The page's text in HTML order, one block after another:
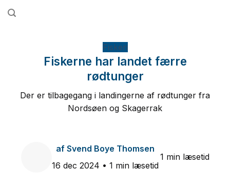
Fortsæt
Fiskeri
Fiskerne har landet færre
rødtunger
Der er tilbagegang i landingerne af rødtunger fra
Nordsøen og Skagerrak
afSvend Boye Thomsen
16 dec 2024 • 1 min læsetid
1 min læsetid